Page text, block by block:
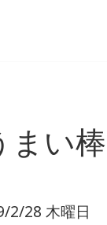
まい
2/28 木曜日